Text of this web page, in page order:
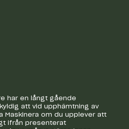
har en långt gående
att vid upphämtning av
Maskinera om du upplever att
ifrån presenterat